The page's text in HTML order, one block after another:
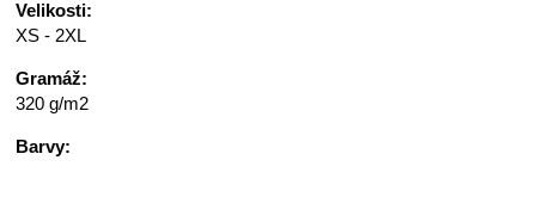
Velikosti:
XS - 2XL
Gramáž:
320 g/m2
Barvy: